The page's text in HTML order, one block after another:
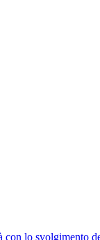
lo svolgimento